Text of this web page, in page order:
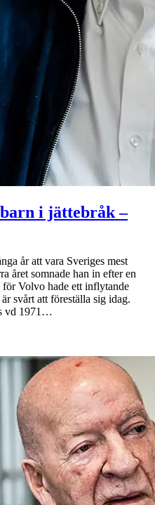
i jättebråk –
år att vara Sveriges mest
året somnade han in efter en
Volvo hade ett inflytande
svårt att föreställa sig idag.
vd 1971…